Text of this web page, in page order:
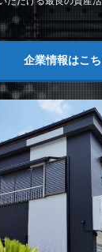
企業情報はこ